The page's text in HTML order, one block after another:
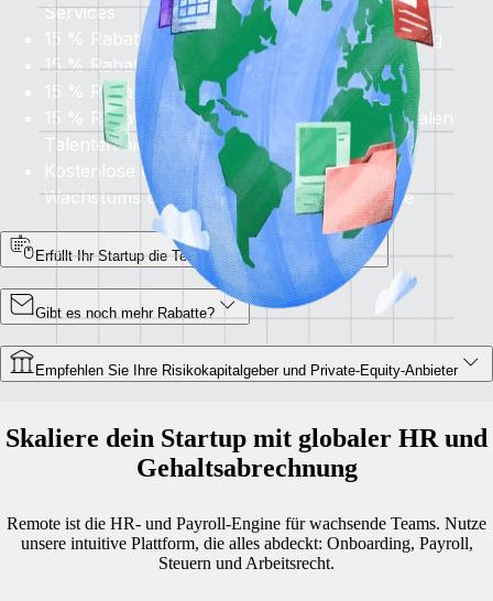
Services
15 % Rabatt auf die globale Gehaltsabrechnung
15 % Rabatt auf PEO-Services in den USA
15 % Rabatt auf HRIS und Perform
15 % Rabatt auf
Recruit, das Zugang zu globalen
Talenten bietet
Kostenlose Beratung zur Bewertung deines
Wachstums und deiner Beschäftigungspläne
Erfüllt Ihr Startup die Teilnahmevoraussetzungen?
Gibt es noch mehr Rabatte?
Empfehlen Sie Ihre Risikokapitalgeber und Private-Equity-Anbieter
Skaliere dein Startup mit globaler HR und
Gehaltsabrechnung
Remote ist die HR- und Payroll-Engine für wachsende Teams. Nutze
unsere intuitive Plattform, die alles abdeckt: Onboarding, Payroll,
Steuern und Arbeitsrecht.